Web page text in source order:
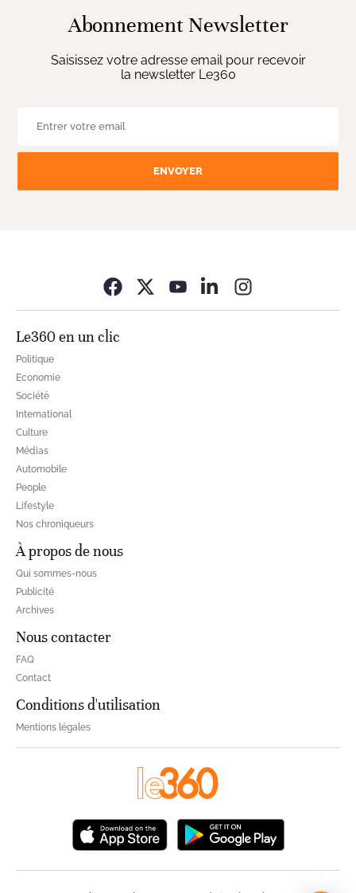
Abonnement Newsletter
Saisissez votre adresse email pour recevoir
la newsletter Le360
ENVOYER
Le360 en un clic
Politique
Economie
Société
International
Culture
Médias
Automobile
People
Lifestyle
Nos chroniqueurs
À propos de nous
Qui sommes-nous
Publicité
Archives
Nous contacter
FAQ
Contact
Conditions d'utilisation
Mentions légales